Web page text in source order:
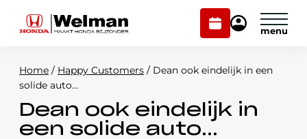
Plan
onderhoud
Mijn
Modellen
Voorraad Plan onderhoud
Home / Happy Customers / Dean ook eindelijk in een
solide auto…
Dean ook eindelijk in
een solide auto…